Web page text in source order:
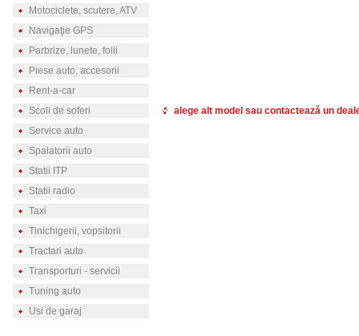
Motociclete, scutere, ATV
Navigaţie GPS
Parbrize, lunete, folii
Piese auto, accesorii
Rent-a-car
Scoli de soferi
Service auto
Spalatorii auto
Statii ITP
Statii radio
Taxi
Tinichigerii, vopsitorii
Tractari auto
Transporturi - servicii
Tuning auto
Usi de garaj
alege alt model sau contactează un